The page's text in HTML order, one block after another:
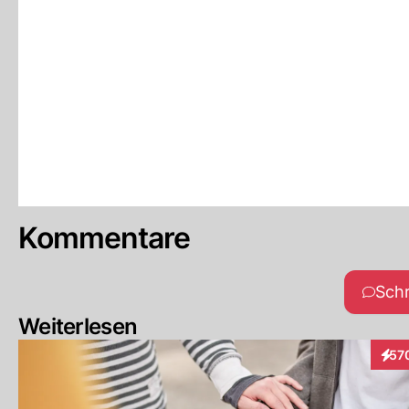
Kommentare
Weiterlesen